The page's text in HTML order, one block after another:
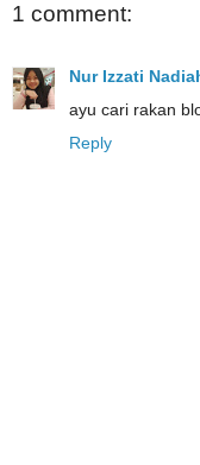
1 comment:
Nur Izzati
ayu cari rakan
Reply